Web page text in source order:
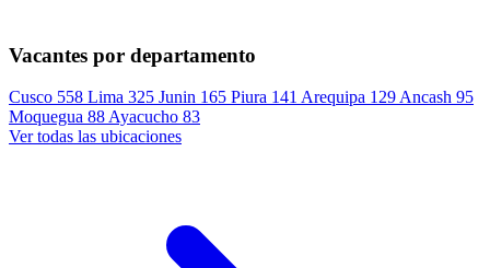
Vacantes por departamento
Cusco 558 Lima 325 Junin 165 Piura 141 Arequipa 129 Ancash 95
Moquegua 88 Ayacucho 83
Ver todas las ubicaciones